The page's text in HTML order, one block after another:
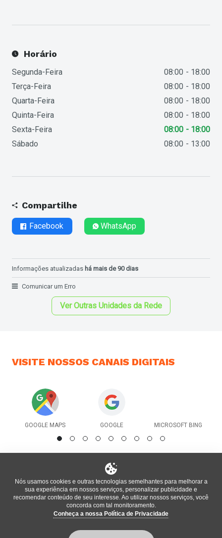
Horário
Segunda-Feira 08:00
18:00
Terça-Feira
08:00
18:00
Quarta-Feira
08:00
18:00
Quinta-Feira
08:00
18:00
Sexta-Feira
08:00
18:00
Sábado
08:00 13:00
Compartilhe
Facebook WhatsApp
Informações atualizadas há mais de 90 dias
Comunicar um Erro
Ver Outras Unidades da Rede
VISITE NOSSOS CANAIS DIGITAIS
GOOGLE MAPS GOOGLE MICROSOFT BING
Informações oficiais do local atualizadas pela plataforma
Nós usamos cookies e outras tecnologias semelhantes para melhorar a
sua experiência em nossos serviços, personalizar publicidade e
recomendar conteúdo de seu interesse. Ao utilizar nossos serviços, você
concorda com tal monitoramento.
Conheça a nossa Política de Privacidade